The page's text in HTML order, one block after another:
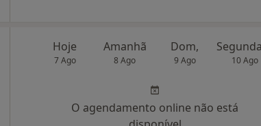
Hoje
7 Ago
Amanhã
8 Ago
Dom,
9 Ago 10 Ago
O agendamento online não está